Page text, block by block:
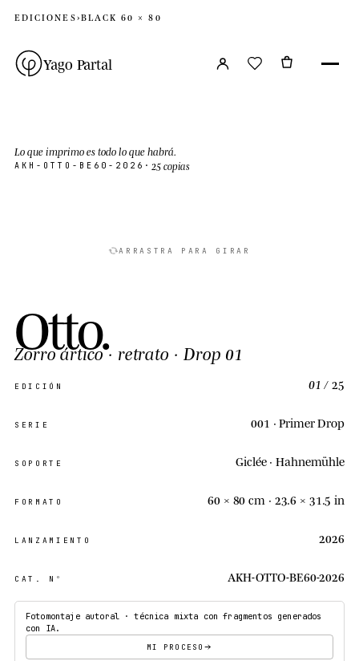
EDICIONES›BLACK 60 × 80
Yago Partal
Lo que imprimo es todo lo que habrá.
AKH-OTTO-BE60-2026 · 25 copias
ARRASTRA PARA GIRAR
Otto.
Zorro ártico· retrato · Drop 01
EDICIÓN 01 / 25
SERIE 001 · Primer Drop
SOPORTE Giclée · Hahnemühle
FORMATO 60 × 80 cm · 23.6 × 31.5 in
LANZAMIENTO 2026
CAT. Nº AKH-OTTO-BE60-2026
Fotomontaje autoral · técnica mixta con fragmentos generados
con IA.
MI PROCESO